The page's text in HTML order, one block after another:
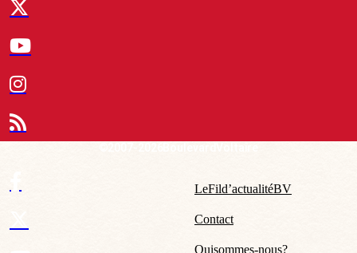
Le Fil d’actualité BV
Contact
Qui sommes-nous ?